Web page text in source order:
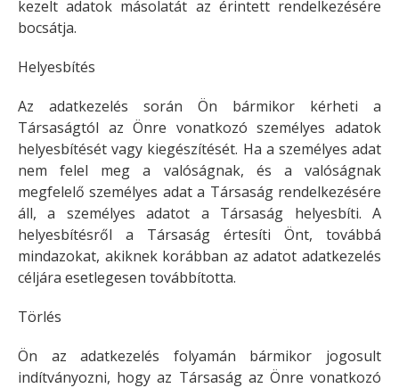
kezelt adatok másolatát az érintett rendelkezésére
bocsátja.
Helyesbítés
Az adatkezelés során Ön bármikor kérheti a
Társaságtól az Önre vonatkozó személyes adatok
helyesbítését vagy kiegészítését. Ha a személyes adat
nem felel meg a valóságnak, és a valóságnak
megfelelő személyes adat a Társaság rendelkezésére
áll, a személyes adatot a Társaság helyesbíti. A
helyesbítésről a Társaság értesíti Önt, továbbá
mindazokat, akiknek korábban az adatot adatkezelés
céljára esetlegesen továbbította.
Törlés
Ön az adatkezelés folyamán bármikor jogosult
indítványozni, hogy az Társaság az Önre vonatkozó